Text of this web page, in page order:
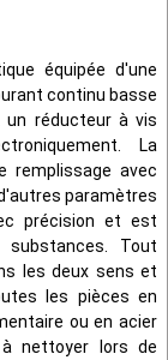
équipée d'une
continu basse
un réducteur à vis
La
remplissage avec
paramètres
précision et est
substances. Tout
les deux sens et
les pièces en
ou en acier
nettoyer lors de